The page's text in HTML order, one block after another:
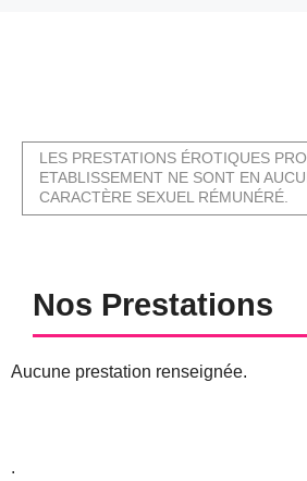
LES PRESTATIONS ÉROTIQUES
ETABLISSEMENT NE SONT EN
CARACTÈRE SEXUEL RÉMUNÉRÉ.
Nos Prestations
Aucune prestation renseignée.
.